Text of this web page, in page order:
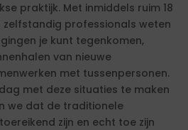
praktijk. Met inmiddels ruim 18
zelfstandig professionals weten
je kunt tegenkomen,
van nieuwe
met tussenpersonen.
met deze situaties te maken
we dat de traditionele
zijn en echt toe zijn